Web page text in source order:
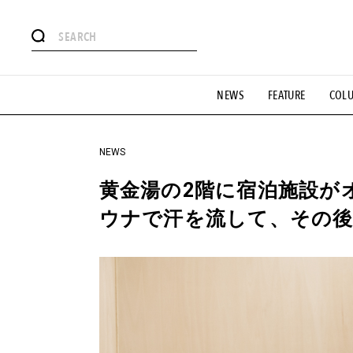
NEWS FEATURE
#憧れの逸品 #ESSENTIAL
#GH 銘品の所以 #フイナムのYouTube #Commune H
#HANDSOME HANDBOOK
NEWS
黄金湯の2階に宿泊施設が
ウナで汗を流して、その